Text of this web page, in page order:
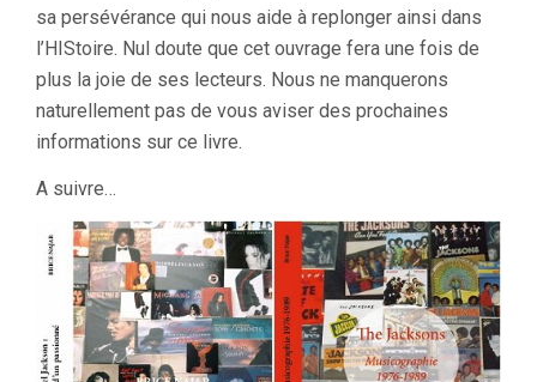
sa persévérance qui nous aide à replonger ainsi dans
l’HIStoire. Nul doute que cet ouvrage fera une fois de
plus la joie de ses lecteurs. Nous ne manquerons
naturellement pas de vous aviser des prochaines
informations sur ce livre.
A suivre…